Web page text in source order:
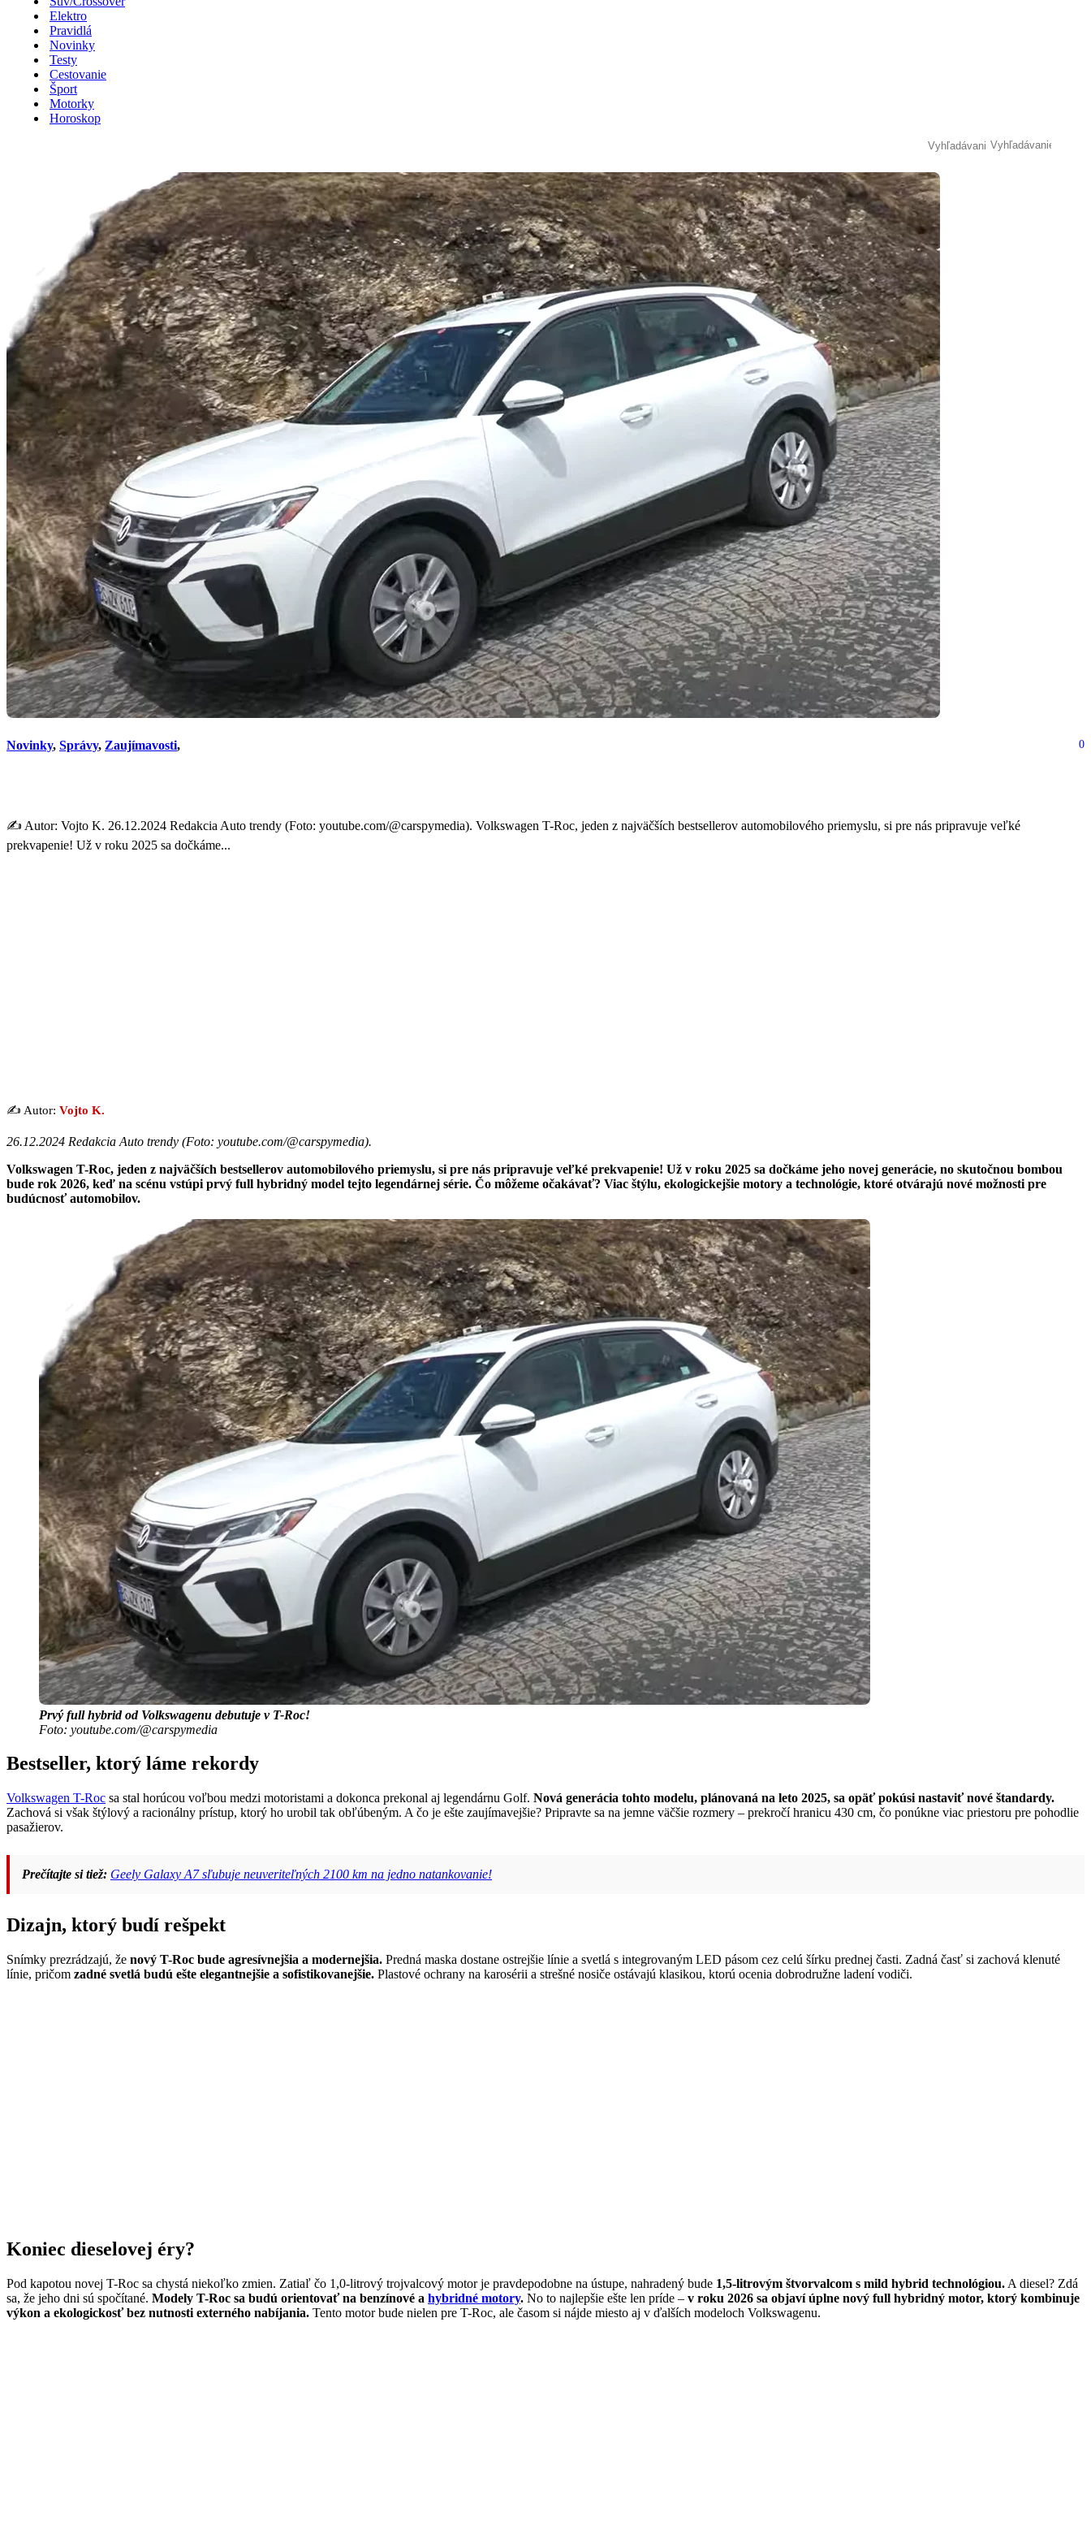
Elektro
Pravidlá
Novinky
Testy
Cestovanie
Šport
Motorky
Horoskop
Novinky, Správy, Zaujímavosti, 0
✍️ Autor: Vojto K. 26.12.2024 Redakcia Auto trendy (Foto: youtube.com/@carspymedia). Volkswagen T-Roc, jeden z najväčších bestsellerov automobilového priemyslu, si pre nás pripravuje veľké
prekvapenie! Už v roku 2025 sa dočkáme...
✍️ Autor: Vojto K.
26.12.2024 Redakcia Auto trendy (Foto: youtube.com/@carspymedia).
Volkswagen T-Roc, jeden z najväčších bestsellerov automobilového priemyslu, si pre nás pripravuje veľké prekvapenie! Už v roku 2025 sa dočkáme jeho novej generácie, no skutočnou bombou
bude rok 2026, keď na scénu vstúpi prvý full hybridný model tejto legendárnej série. Čo môžeme očakávať? Viac štýlu, ekologickejšie motory a technológie, ktoré otvárajú nové možnosti pre
budúcnosť automobilov.
Prvý full hybrid od Volkswagenu debutuje v T-Roc!
Foto: youtube.com/@carspymedia
Bestseller, ktorý láme rekordy
Volkswagen T-Roc sa stal horúcou voľbou medzi motoristami a dokonca prekonal aj legendárnu Golf. Nová generácia tohto modelu, plánovaná na leto 2025, sa opäť pokúsi nastaviť nové štandardy.
Zachová si však štýlový a racionálny prístup, ktorý ho urobil tak obľúbeným. A čo je ešte zaujímavejšie? Pripravte sa na jemne väčšie rozmery – prekročí hranicu 430 cm, čo ponúkne viac priestoru pre pohodlie
pasažierov.
Prečítajte si tiež: Geely Galaxy A7 sľubuje neuveriteľných 2100 km na jedno natankovanie!
Dizajn, ktorý budí rešpekt
Snímky prezrádzajú, že nový T-Roc bude agresívnejšia a modernejšia. Predná maska dostane ostrejšie línie a svetlá s integrovaným LED pásom cez celú šírku prednej časti. Zadná časť si zachová klenuté
línie, pričom zadné svetlá budú ešte elegantnejšie a sofistikovanejšie. Plastové ochrany na karosérii a strešné nosiče ostávajú klasikou, ktorú ocenia dobrodružne ladení vodiči.
Koniec dieselovej éry?
Pod kapotou novej T-Roc sa chystá niekoľko zmien. Zatiaľ čo 1,0-litrový trojvalcový motor je pravdepodobne na ústupe, nahradený bude 1,5-litrovým štvorvalcom s mild hybrid technológiou. A diesel? Zdá
sa, že jeho dni sú spočítané. Modely T-Roc sa budú orientovať na benzínové a hybridné motory. No to najlepšie ešte len príde – v roku 2026 sa objaví úplne nový full hybridný motor, ktorý kombinuje
výkon a ekologickosť bez nutnosti externého nabíjania. Tento motor bude nielen pre T-Roc, ale časom si nájde miesto aj v ďalších modeloch Volkswagenu.